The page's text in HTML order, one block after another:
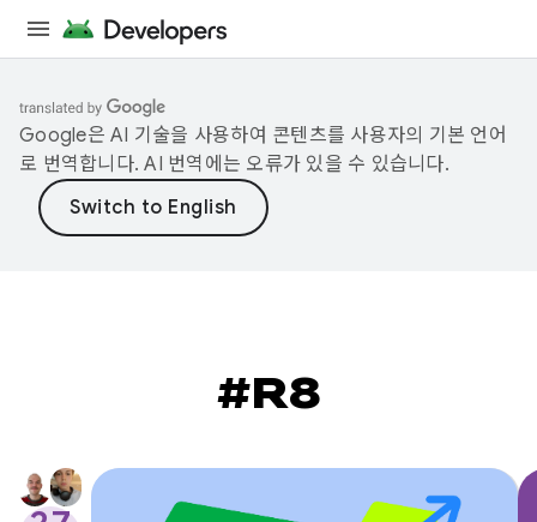
Google은 AI 기술을 사용하여 콘텐츠를 사용자의 기본 언어
로 번역합니다. AI 번역에는 오류가 있을 수 있습니다.
#R8